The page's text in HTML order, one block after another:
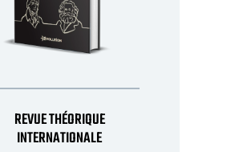
REVUE THÉORIQUE
INTERNATIONALE